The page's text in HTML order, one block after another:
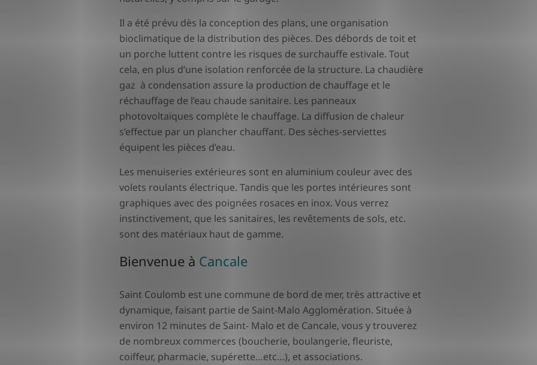
Il a été prévu dès la conception des plans, une organisation
bioclimatique de la distribution des pièces. Des débords de toit et
un porche luttent contre les risques de surchauffe estivale. Tout
cela, en plus d’une isolation renforcée de la structure. La chaudière
gaz à condensation assure la production de chauffage et le
réchauffage de l’eau chaude sanitaire. Les panneaux
photovoltaïques complète le chauffage. La diffusion de chaleur
s’effectue par un plancher chauffant. Des sèches-serviettes
équipent les pièces d’eau.
Les menuiseries extérieures sont en aluminium couleur avec des
volets roulants électrique. Tandis que les portes intérieures sont
graphiques avec des poignées rosaces en inox. Vous verrez
instinctivement, que les sanitaires, les revêtements de sols, etc.
sont des matériaux haut de gamme.
Bienvenue à Cancale
Saint Coulomb est une commune de bord de mer, très attractive et
dynamique, faisant partie de Saint-Malo Agglomération. Située à
environ 12 minutes de Saint- Malo et de Cancale, vous y trouverez
de nombreux commerces (boucherie, boulangerie, fleuriste,
coiffeur, pharmacie, supérette…etc…), et associations.